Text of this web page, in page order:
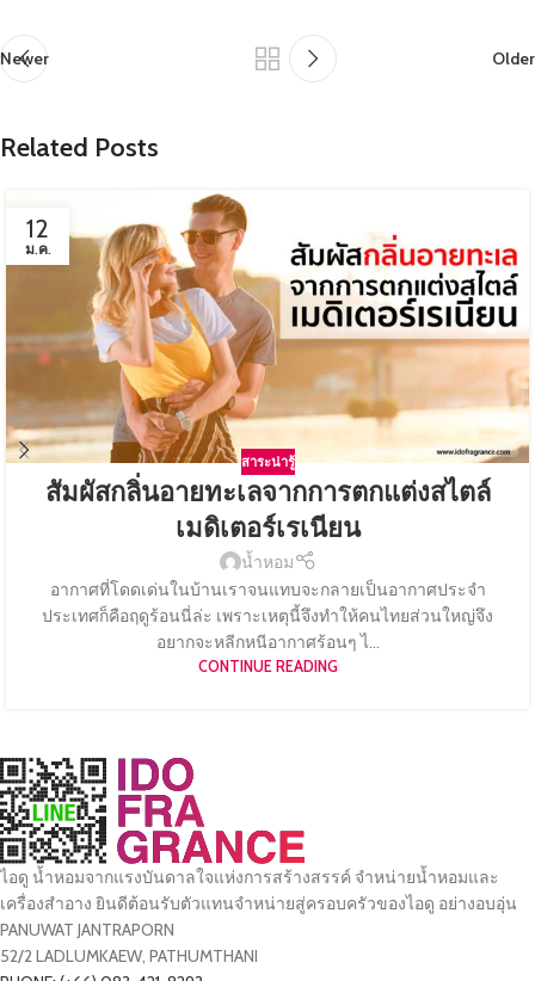
Newer Older
Related Posts
12
ม.ค.
สาระน่ารู้
สัมผัสกลิ่นอายทะเลจากการตกแต่งสไตล์
เมดิเตอร์เรเนียน
น้ำหอม
อากาศที่โดดเด่นในบ้านเราจนแทบจะกลายเป็นอากาศประจำ
ประเทศก็คือฤดูร้อนนี่ล่ะ เพราะเหตุนี้จึงทำให้คนไทยส่วนใหญ่จึง
อยากจะหลีกหนีอากาศร้อนๆ ไ...
CONTINUE READING
ไอดู น้ำหอมจากแรงบันดาลใจแห่งการสร้างสรรค์ จำหน่ายน้ำหอมและ
เครื่องสำอาง ยินดีต้อนรับตัวแทนจำหน่ายสู่ครอบครัวของไอดู อย่างอบอุ่น
PANUWAT JANTRAPORN
52/2 LADLUMKAEW, PATHUMTHANI